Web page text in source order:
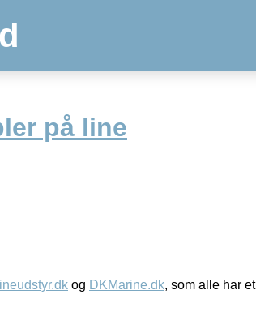
på line
og DKMarine.dk, som alle har et